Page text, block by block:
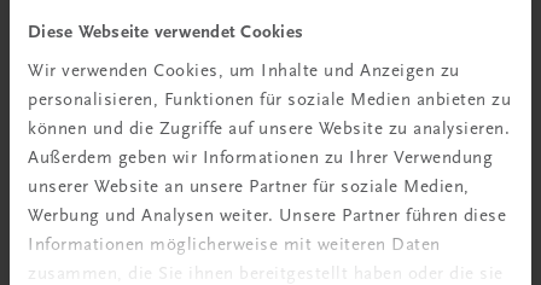
Diese Webseite verwendet Cookies
Wir verwenden Cookies, um Inhalte und Anzeigen zu
personalisieren, Funktionen für soziale Medien anbieten zu
können und die Zugriffe auf unsere Website zu analysieren.
Außerdem geben wir Informationen zu Ihrer Verwendung
unserer Website an unsere Partner für soziale Medien,
Werbung und Analysen weiter. Unsere Partner führen diese
Informationen möglicherweise mit weiteren Daten
zusammen, die Sie ihnen bereitgestellt haben oder die sie
Interaktive
Übungen